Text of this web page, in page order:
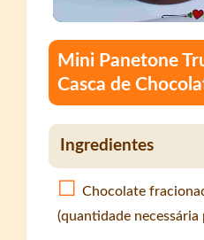
Mini Panetone
Casca de
Ingredientes
Chocolate
(quantidade necessária